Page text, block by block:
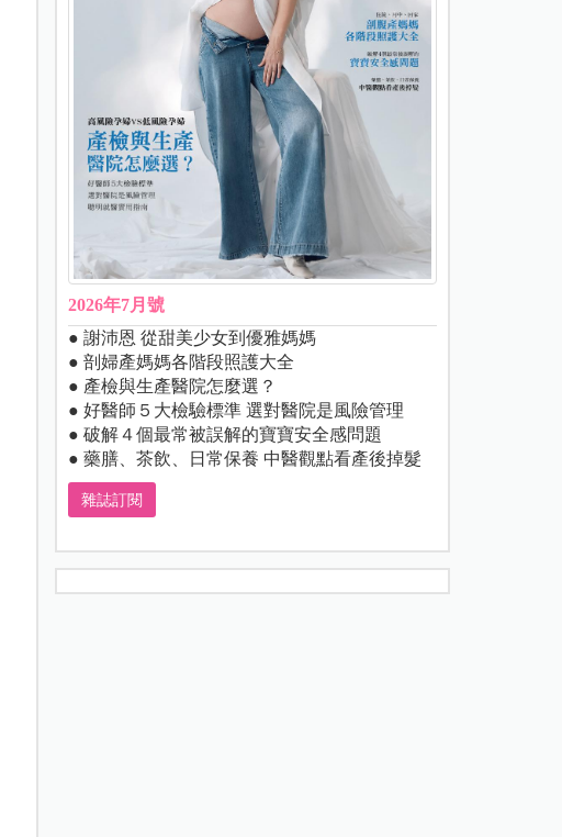
2026年7月號
● 謝沛恩 從甜美少女到優雅媽媽
● 剖婦產媽媽各階段照護大全
● 產檢與生產醫院怎麼選？
● 好醫師５大檢驗標準 選對醫院是風險管理
● 破解４個最常被誤解的寶寶安全感問題
● 藥膳、茶飲、日常保養 中醫觀點看產後掉髮
雜誌訂閱